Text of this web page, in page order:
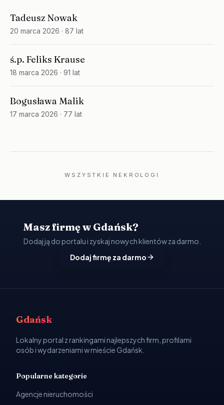
Tadeusz Nowak
20 marca 2026 · 87 lat
ś.p. Feliks Krause
18 marca 2026 · 91 lat
Bogusława Malik
17 marca 2026 · 77 lat
WSZYSTKIE NEKROLOGI
Masz firmę w Gdańsk?
Dodaj ją do portalu i zyskaj nowych klientów za darmo.
Dodaj firmę za darmo
Gdańsk
Lokalny portal z rankingami najlepszych firm, profilami
osób i wydarzeniami w mieście Gdańsk.
Popularne kategorie
Agencje nieruchomości